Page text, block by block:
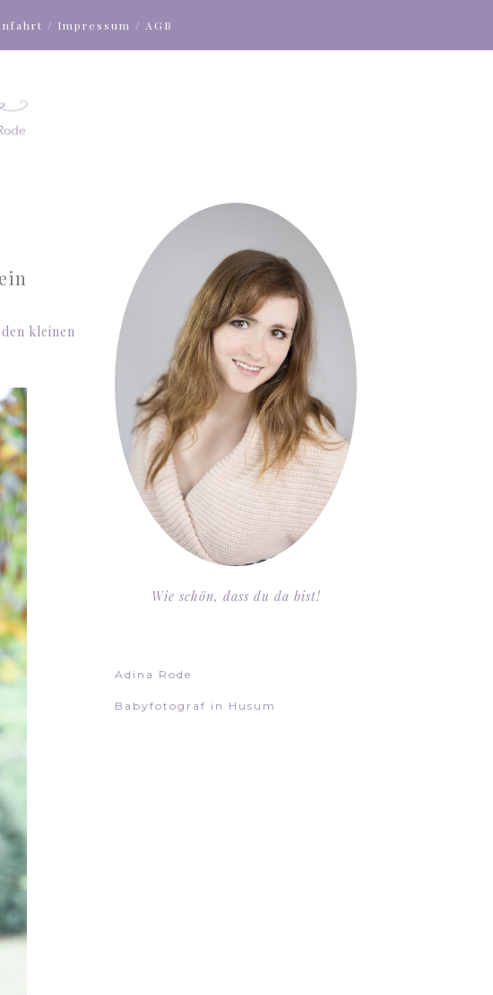
/ Impressum / AGB
kleinen
Wie schön, dass du da bist!
Adina Rode
Babyfotograf in Husum